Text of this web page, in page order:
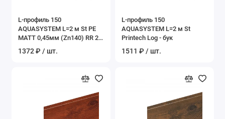
L-профиль 150
AQUASYSTEM L=2 м St PE
MATT 0,45мм (Zn140) RR 23
1372 ₽ / шт.
L-профиль 150
AQUASYSTEM L=2 м St
Printech Log - бук
1511 ₽ / шт.